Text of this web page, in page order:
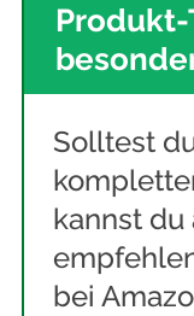
Solltest
kannst
bei